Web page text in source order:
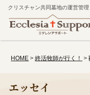
クリスチャン共同墓地の運営管理
HOME >終活牧師が行く！ >
エッセイ